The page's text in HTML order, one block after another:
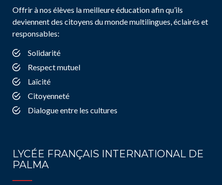
Offrir à nos élèves la meilleure éducation afin qu’ils
deviennent des citoyens du monde multilingues, éclairés et
responsables:
Solidarité
Respect mutuel
Laïcité
Citoyenneté
Dialogue entre les cultures
LYCÉE FRANÇAIS INTERNATIONAL DE
PALMA